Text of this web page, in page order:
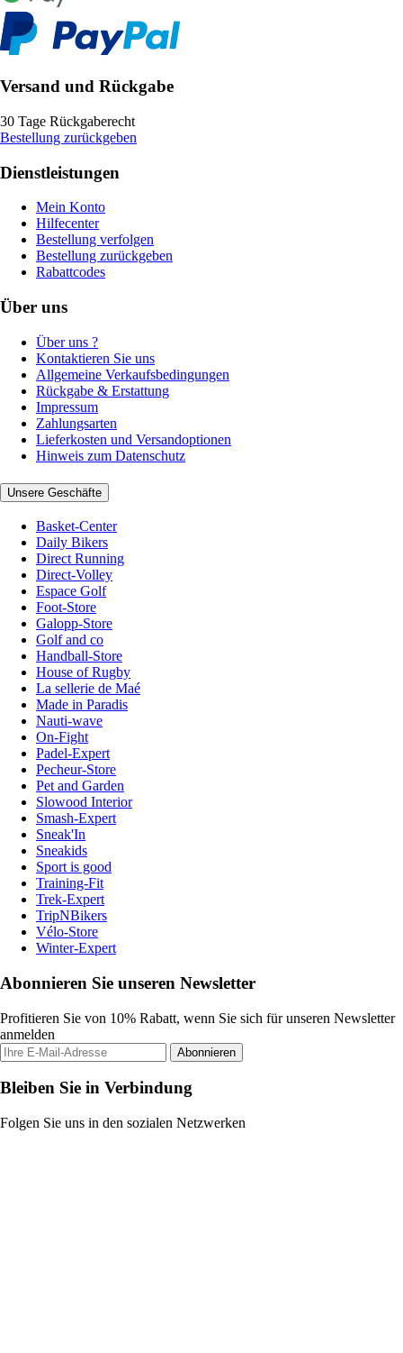
Versand und Rückgabe
30 Tage Rückgaberecht
Bestellung zurückgeben
Dienstleistungen
Mein Konto
Hilfecenter
Bestellung verfolgen
Bestellung zurückgeben
Rabattcodes
Über uns
Über uns ?
Kontaktieren Sie uns
Allgemeine Verkaufsbedingungen
Rückgabe & Erstattung
Impressum
Zahlungsarten
Lieferkosten und Versandoptionen
Hinweis zum Datenschutz
Unsere Geschäfte
Basket-Center
Daily Bikers
Direct Running
Direct-Volley
Espace Golf
Foot-Store
Galopp-Store
Golf and co
Handball-Store
House of Rugby
La sellerie de Maé
Made in Paradis
Nauti-wave
On-Fight
Padel-Expert
Pecheur-Store
Pet and Garden
Slowood Interior
Smash-Expert
Sneak'In
Sneakids
Sport is good
Training-Fit
Trek-Expert
TripNBikers
Vélo-Store
Winter-Expert
Abonnieren Sie unseren Newsletter
Profitieren Sie von 10% Rabatt, wenn Sie sich für unseren Newsletter
anmelden
Abonnieren
Bleiben Sie in Verbindung
Folgen Sie uns in den sozialen Netzwerken